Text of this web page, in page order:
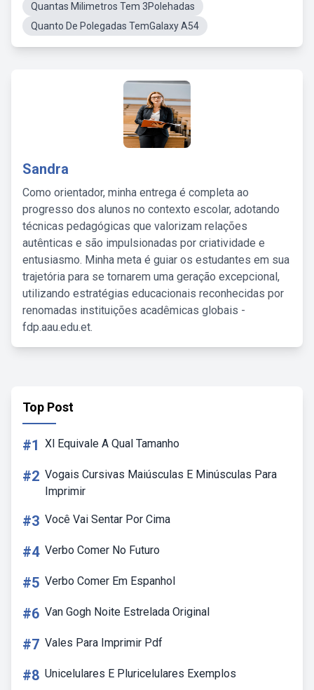
Quantas Milimetros Tem 3Polehadas
Quanto De Polegadas TemGalaxy A54
Sandra
Como orientador, minha entrega é completa ao
progresso dos alunos no contexto escolar, adotando
técnicas pedagógicas que valorizam relações
autênticas e são impulsionadas por criatividade e
entusiasmo. Minha meta é guiar os estudantes em sua
trajetória para se tornarem uma geração excepcional,
utilizando estratégias educacionais reconhecidas por
renomadas instituições acadêmicas globais -
fdp.aau.edu.et.
Top Post
#1 Xl Equivale A Qual Tamanho
#2 Vogais Cursivas Maiúsculas E Minúsculas Para
Imprimir
#3 Você Vai Sentar Por Cima
#4 Verbo Comer No Futuro
#5 Verbo Comer Em Espanhol
#6 Van Gogh Noite Estrelada Original
#7 Vales Para Imprimir Pdf
#8 Unicelulares E Pluricelulares Exemplos